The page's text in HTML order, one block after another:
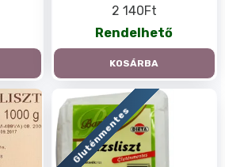
2 140Ft
Rendelhető
KOSÁRBA
Gluténmentes